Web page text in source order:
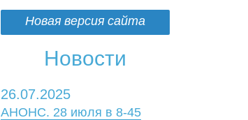
Новая версия сайта
Новости
26.07.2025
АНОНС. 28 июля в 8-45